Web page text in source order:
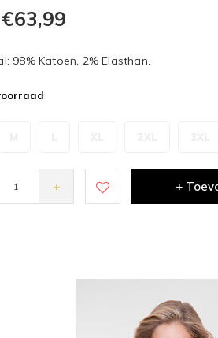
€63,99
98% Katoen, 2% Elasthan.
+ +